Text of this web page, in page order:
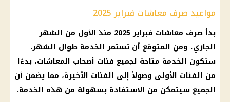
مواعيد صرف معاشات فبراير 2025
بدأ صرف معاشات فبراير 2025
منذ الأول من الشهر
الجاري، ومن المتوقع أن تستمر الخدمة طوال الشهر.
ستكون الخدمة متاحة لجميع فئات أصحاب المعاشات، بدءًا
من الفئات الأولى وصولاً إلى الفئات الأخيرة، مما يضمن أن
الجميع سيتمكن من الاستفادة بسهولة من هذه الخدمة.